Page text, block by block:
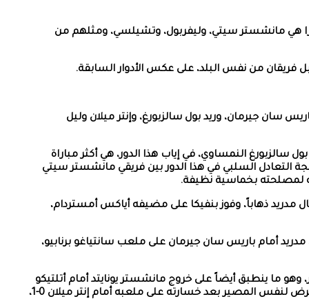
لبطولة دوري أبطال أوروبا، بمشاركة الأندية الثمانية المتأهلة إلى هذا الدور، بواقع 3 فرق من إنجلترا هي مانشستر سيتي، وليفربول، وتشيلسي، ومثلهم من
فريقان من نفس البلد، على عكس الأدوار السابقة.
سان جيرمان، وريد بول سالزبورغ، وإنتر ميلان وليل
وتعد مباراة بايرن ميونخ وريد بول سالزبورغ النمساوي، في إياب هذا الدور، هي أكثر مباراة
7-1، بينما كانت المباراة الوحيدة التي انتهت بنتيجة التعادل السلبي في هذا الدور بين فريقي مانشستر سيتي
لمصلحته بخماسية نظيفة.
حدث في 4 مباريات في فوز باريس سان جيرمان على ريال مدريد ذهاباً، وفوز بنفيكا على مضيفه أياكس أمستردام،
شهد بعض المفاجآت، أبرزها العودة القوية لريال مدريد أمام باريس سان جيرمان على ملعب سانتياغو برنابيو،
لقاء الإياب بعد تعادله ذهاباً 1-1 والتي تعد من أبرز نتائج هذا الدور، وهو ما ينطبق أيضاً على خروج مانشستر يونايتد أمام أتلتيكو
مدريد بعد خسارته على ملعبه في أولد ترافولد بهدف وحيد، رغم تعادله إيجابياً في إسبانيا 1-1 في لقاء الذهاب، في حين نجى ليفربول من التعرض لنفس المصير بعد خسارته على ملعبه أمام إنتر ميلان 0-1،